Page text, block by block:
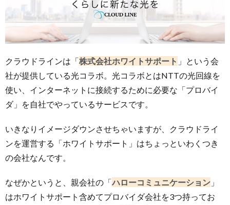
クラウドラインは「株式会社ホワイトサポート 」という会
社が提供している光コラボ。光コラボとはNTTの光回線を
使い、インターネットに接続するために必要な「プロバイ
ダ」を自社でやっているサービスです。
いきなりイメージダウンさせちゃいますが、クラウドライ
ンを運営する「ホワイトサポート」はちょっといわくつき
の会社なんです。
なぜかというと、親会社の「ハローコミュニケーション 」
はホワイトサポート含めてプロバイダ会社を3つ持ってお